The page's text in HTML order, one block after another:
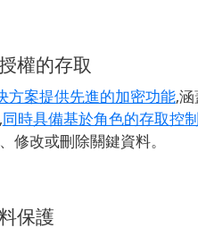
權的存取
方案提供先進的加密功能,
同時具備基於角色的存取控
修改或刪除關鍵資料。
保護